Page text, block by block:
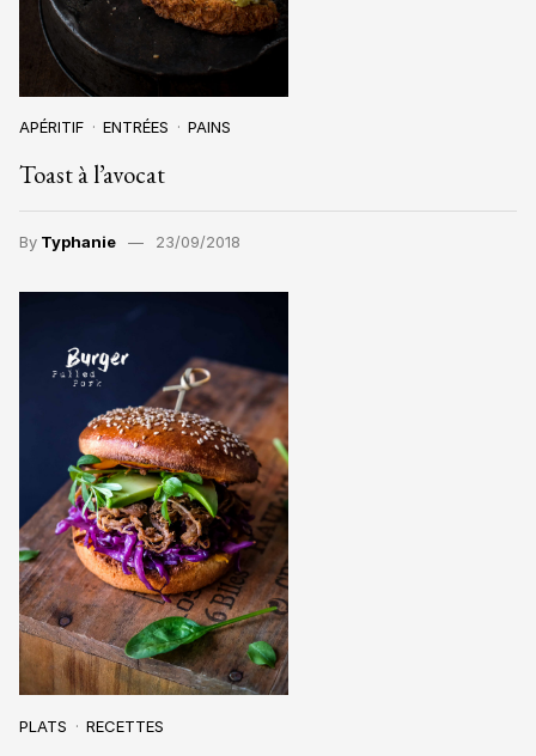
APÉRITIF ENTRÉES PAINS
Toast à l’avocat
By Typhanie 23/09/2018
PLATS RECETTES